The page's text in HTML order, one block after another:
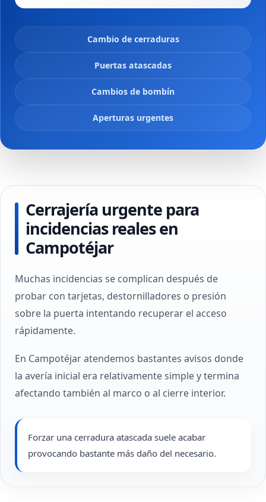
Cambio de cerraduras
Puertas atascadas
Cambios de bombín
Aperturas urgentes
Cerrajería urgente para
incidencias reales en
Campotéjar
Muchas incidencias se complican después de
probar con tarjetas, destornilladores o presión
sobre la puerta intentando recuperar el acceso
rápidamente.
En Campotéjar atendemos bastantes avisos donde
la avería inicial era relativamente simple y termina
afectando también al marco o al cierre interior.
Forzar una cerradura atascada suele acabar
provocando bastante más daño del necesario.